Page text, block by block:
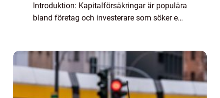
Introduktion: Kapitalförsäkringar är populära
bland företag och investerare som söker en